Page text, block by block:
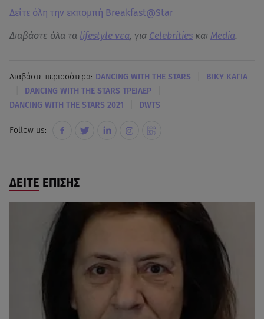
Δείτε όλη την εκπομπή Breakfast@Star
Διαβάστε όλα τα lifestyle νεα, για Celebrities και Media.
Διαβάστε περισσότερα: DANCING WITH THE STARS ΒΙΚΥ ΚΑΓΙΑ
DANCING WITH THE STARS ΤΡΕΙΛΕΡ
DANCING WITH THE STARS 2021 DWTS
Follow us:
ΔΕΙΤΕ ΕΠΙΣΗΣ